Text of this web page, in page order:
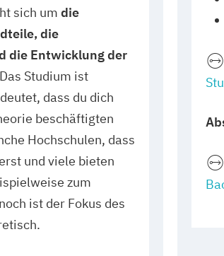
sich um die
die
die Entwicklung der
Studium ist
dass du dich
beschäftigten
Hochschulen, dass
und viele bieten
zum
ist der Fokus des